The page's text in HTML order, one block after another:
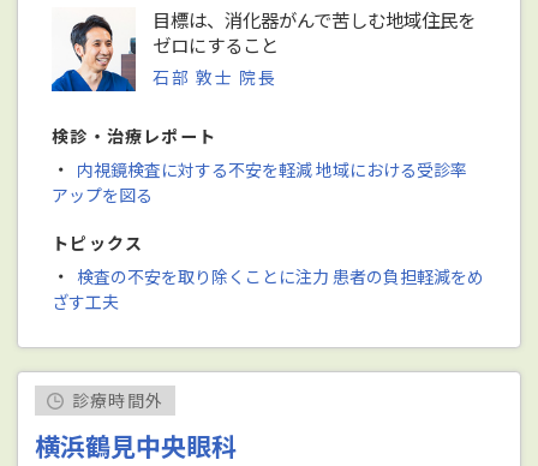
目標は、消化器がんで苦しむ地域住民を
ゼロにすること
石部 敦士 院長
検診・治療レポート
・ 内視鏡検査に対する不安を軽減 地域における受診率
アップを図る
トピックス
・ 検査の不安を取り除くことに注力 患者の負担軽減をめ
ざす工夫
診療時間外
横浜鶴見中央眼科